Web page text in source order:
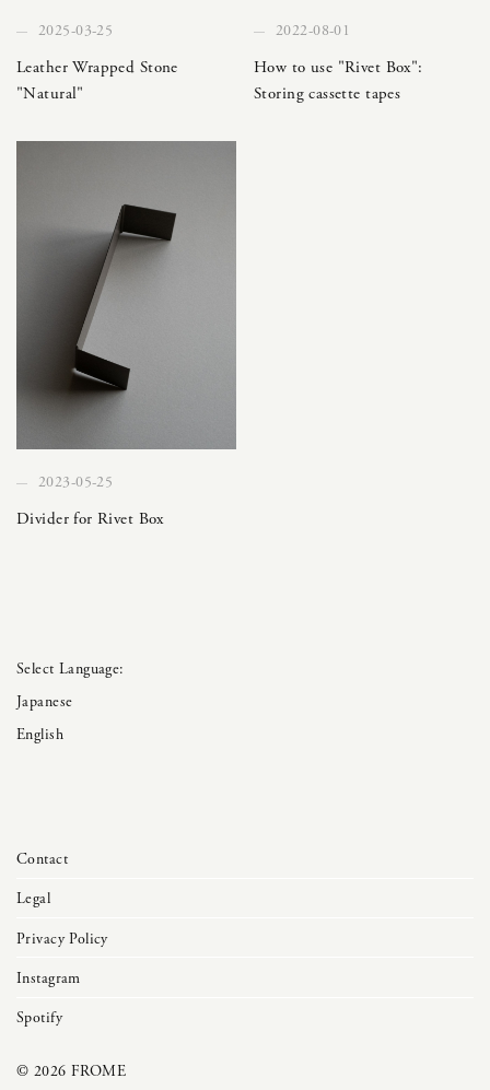
2025-03-25
Leather Wrapped Stone
"Natural"
2022-08-01
How to use "Rivet Box":
Storing cassette tapes
2023-05-25
Divider for Rivet Box
Japanese
English
Contact
Legal
Privacy Policy
Instagram
Spotify
© 2026 FROME